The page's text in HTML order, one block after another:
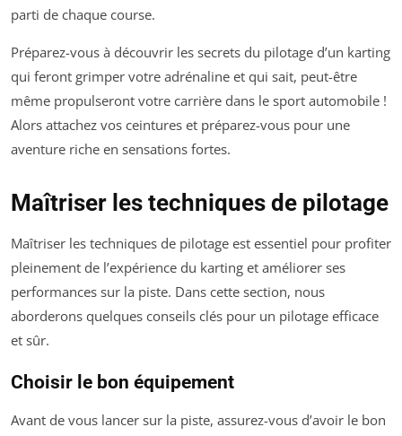
parti de chaque course.
Préparez-vous à découvrir les secrets du pilotage d’un karting
qui feront grimper votre adrénaline et qui sait, peut-être
même propulseront votre carrière dans le sport automobile !
Alors attachez vos ceintures et préparez-vous pour une
aventure riche en sensations fortes.
Maîtriser les techniques de pilotage
Maîtriser les techniques de pilotage est essentiel pour profiter
pleinement de l’expérience du karting et améliorer ses
performances sur la piste. Dans cette section, nous
aborderons quelques conseils clés pour un pilotage efficace
et sûr.
Choisir le bon équipement
Avant de vous lancer sur la piste, assurez-vous d’avoir le bon